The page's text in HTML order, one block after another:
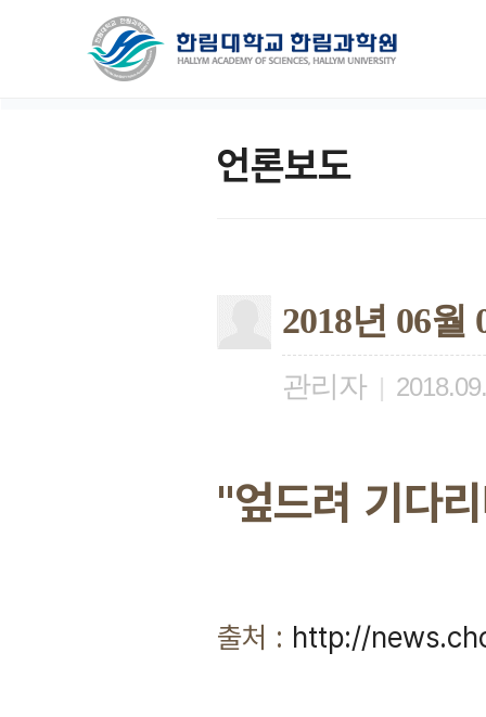
언론보도
2018년 06
관리자 |
"엎드려 기다
출처 : http://